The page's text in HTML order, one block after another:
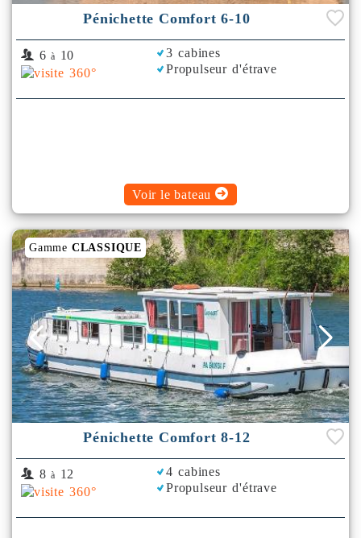
Pénichette Comfort 6-10
6 à 10
3 cabines
Propulseur d'étrave
Voir le bateau
Gamme CLASSIQUE
Pénichette Comfort 8-12
8 à 12
4 cabines
Propulseur d'étrave